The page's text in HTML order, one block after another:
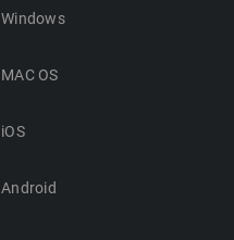
Windows
MAC OS
iOS
Android